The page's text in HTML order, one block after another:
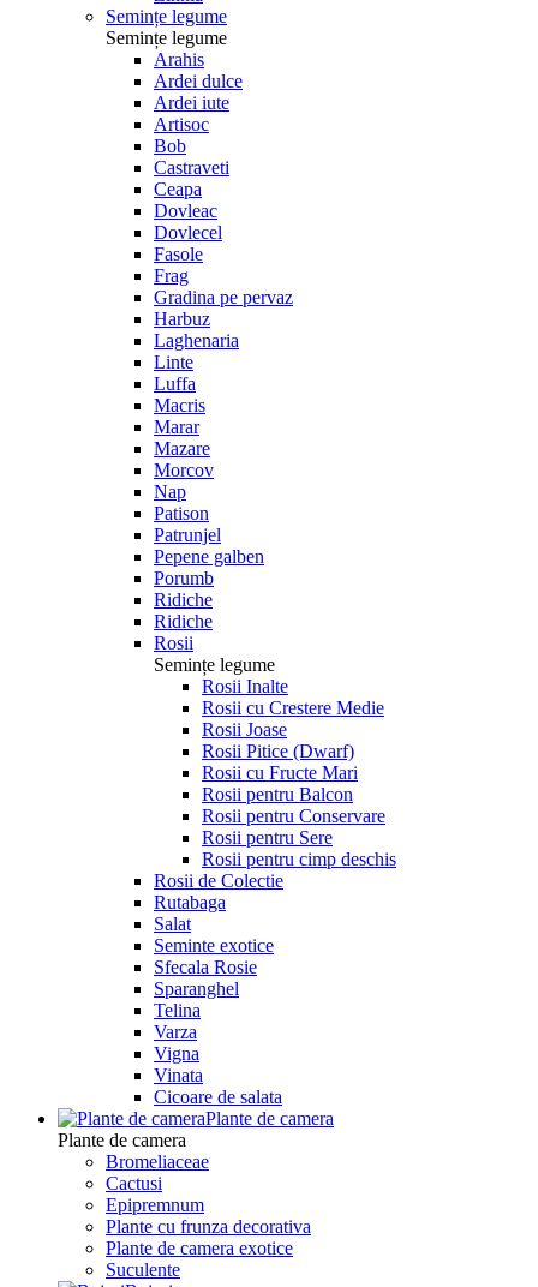
Semințe legume
Semințe legume
Arahis
Ardei dulce
Ardei iute
Artisoc
Bob
Castraveti
Ceapa
Dovleac
Dovlecel
Fasole
Frag
Gradina pe pervaz
Harbuz
Laghenaria
Linte
Luffa
Macris
Marar
Mazare
Morcov
Nap
Patison
Patrunjel
Pepene galben
Porumb
Ridiche
Ridiche
Rosii
Semințe legume
Rosii Inalte
Rosii cu Crestere Medie
Rosii Joase
Rosii Pitice (Dwarf)
Rosii cu Fructe Mari
Rosii pentru Balcon
Rosii pentru Conservare
Rosii pentru Sere
Rosii pentru cimp deschis
Rosii de Colectie
Rutabaga
Salat
Seminte exotice
Sfecala Rosie
Sparanghel
Telina
Varza
Vigna
Vinata
Сicoare de salata
Plante de camera
Plante de camera
Bromeliaceae
Cactusi
Epipremnum
Plante cu frunza decorativa
Plante de camera exotice
Suculente